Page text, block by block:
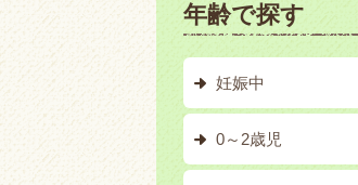
年齢で探す
妊娠中
0～2歳児